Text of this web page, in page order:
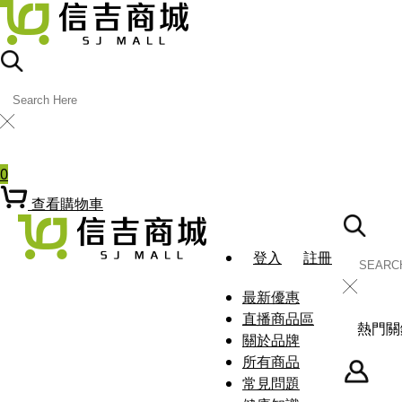
╳
0
查看購物車
登入
註冊
最新優惠
直播商品區
關於品牌
所有商品
常見問題
╳
熱門